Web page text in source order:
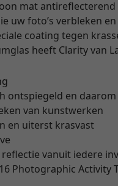
mat
uw foto’s verbleken
coating tegen
heeft Clarity van
ontspiegeld en
van kunstwerken
en uiterst krasvast
vanuit iedere
Photographic Activity